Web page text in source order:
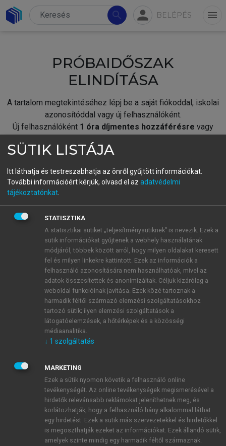
search person BELÉPÉS menu
PRÓBAIDŐSZAK
ELINDÍTÁSA
A tartalom megtekintéséhez lépj be a saját fiókoddal, iskolai
azonosítóddal vagy új felhasználóként.
Új felhasználóként 1 óra díjmentes hozzáférésre vagy
fiókoddal,vagy hozz létre új fiókot.
A regisztráció után apróbaidőszakautomatikusan
BELÉPÉS SAJÁT FIÓKKAL
ÚJ FIÓK LÉTREHOZÁSA
1 óra díjmentes hozzáférés
E-MAIL-CÍM
JELSZÓ
JELSZÓ ÚJRA
Kérek értesítést a MeRSZ újdonságairól, akcióiról.
SÜTIK LISTÁJA
Itt láthatja és testreszabhatja az önről gyűjtött információkat.
További információért kérjük, olvasd el az adatvédelmi
tájékoztatónkat
STATISZTIKA
A statisztikai sütiket „teljesítménysütiknek” is nevezik. Ezek a
sütik információkat gyűjtenek a webhely használatának
módjáról, többek között arról, hogy milyen oldalakat keresett
fel és milyen linkekre kattintott. Ezek az információk a
felhasználó azonosítására nem használhatóak, mivel az
adatok összesítettek és anonimizáltak. Céljuk kizárólag a
weboldal funkcióinak javítása. Ezek közé tartoznak a
harmadik féltől származó elemzési szolgáltatásokhoz
tartozó sütik; ilyen elemzési szolgáltatások a
látogatóelemzések, a hőtérképek és a közösségi
médiaanalitika.
↓ 1 szolgáltatás
MARKETING
Ezek a sütik nyomon követik a felhasználó online
tevékenységét. Az online tevékenységek megismerésével a
hirdetők relevánsabb reklámokat jeleníthetnek meg, és
korlátozhatják, hogy a felhasználó hány alkalommal láthat
egy hirdetést. Ezek a sütik más szervezetekkel és hirdetőkkel
is megoszthatják ezeket az információkat. Ezek állandó sütik,
amelyek szinte mindig egy harmadik féltől származnak.